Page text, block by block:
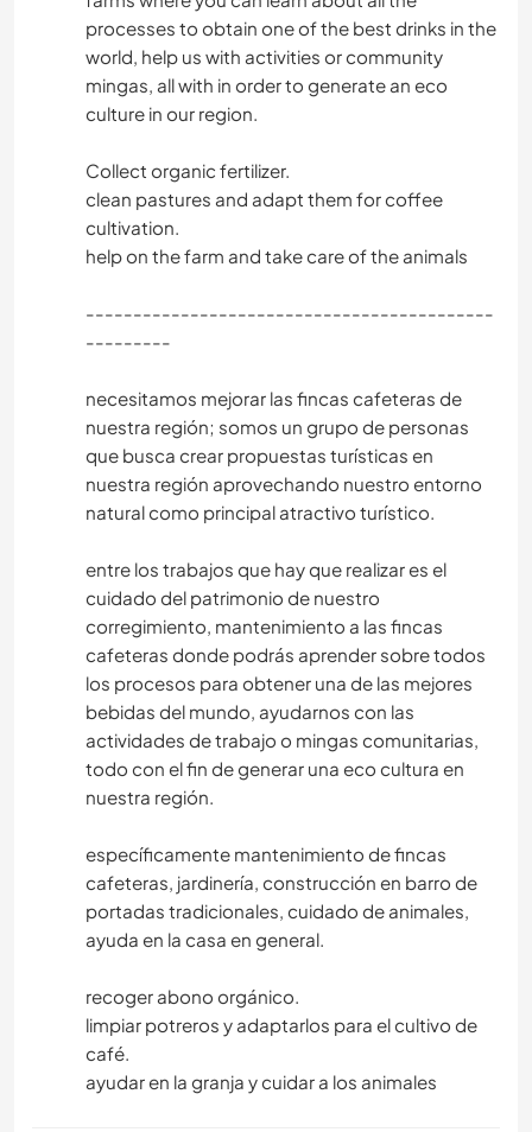
processes to obtain one of the best drinks in the
world, help us with activities or community
mingas, all with in order to generate an eco
culture in our region.
Collect organic fertilizer.
clean pastures and adapt them for coffee
cultivation.
help on the farm and take care of the animals
-------------------------------------------
---------
necesitamos mejorar las fincas cafeteras de
nuestra región; somos un grupo de personas
que busca crear propuestas turísticas en
nuestra región aprovechando nuestro entorno
natural como principal atractivo turístico.
entre los trabajos que hay que realizar es el
cuidado del patrimonio de nuestro
corregimiento, mantenimiento a las fincas
cafeteras donde podrás aprender sobre todos
los procesos para obtener una de las mejores
bebidas del mundo, ayudarnos con las
actividades de trabajo o mingas comunitarias,
todo con el fin de generar una eco cultura en
nuestra región.
específicamente mantenimiento de fincas
cafeteras, jardinería, construcción en barro de
portadas tradicionales, cuidado de animales,
ayuda en la casa en general.
recoger abono orgánico.
limpiar potreros y adaptarlos para el cultivo de
café.
ayudar en la granja y cuidar a los animales